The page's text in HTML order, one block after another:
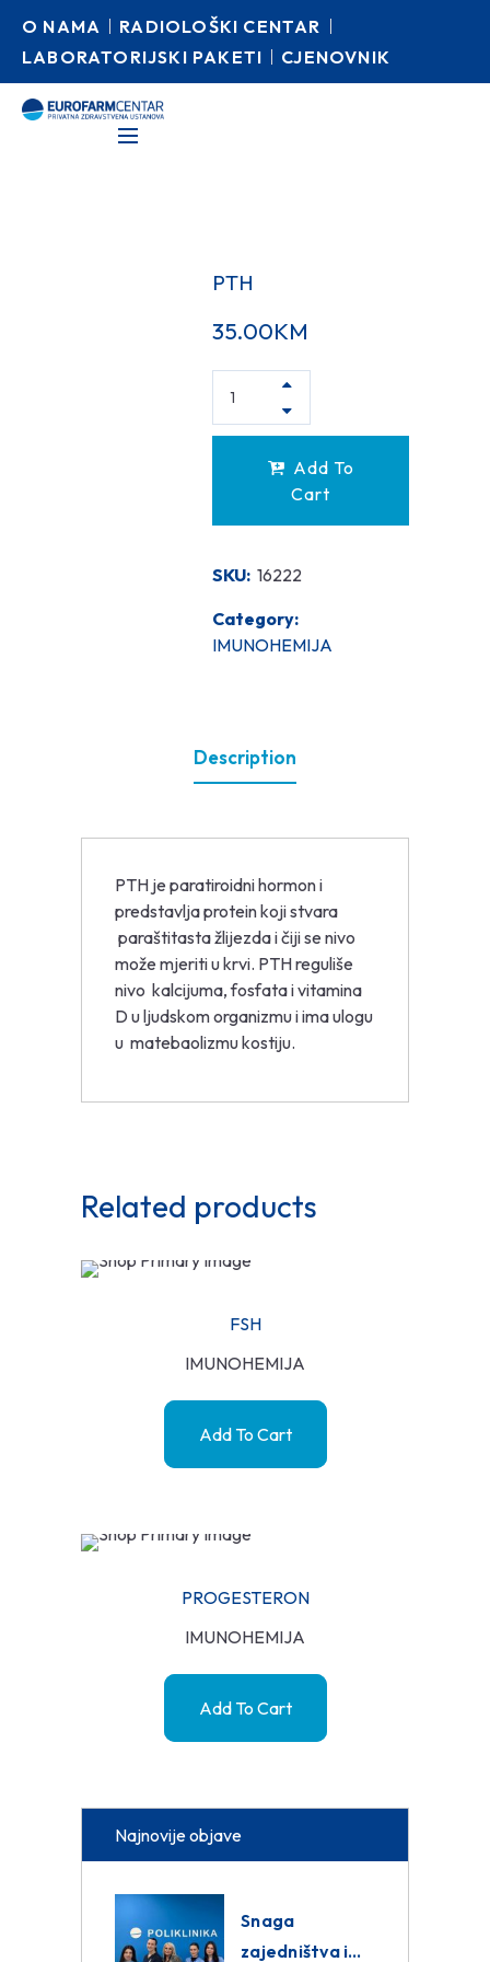
O NAMA
RADIOLOŠKI CENTAR
LABORATORIJSKI PAKETI
CJENOVNIK
PTH
35.00KM
Add To
Cart
SKU: 16222
Category:
IMUNOHEMIJA
Description
PTH je paratiroidni hormon i
predstavlja protein koji stvara
paraštitasta žlijezda i čiji se nivo
može mjeriti u krvi. PTH reguliše
nivo kalcijuma, fosfata i vitamina
D u ljudskom organizmu i ima ulogu
u matebaolizmu kostiju.
Related products
FSH
IMUNOHEMIJA
Add To Cart
PROGESTERON
IMUNOHEMIJA
Add To Cart
Najnovije objave
Snaga
zajedništva i